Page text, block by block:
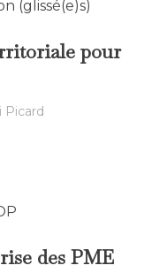
pour
Picard
des PME